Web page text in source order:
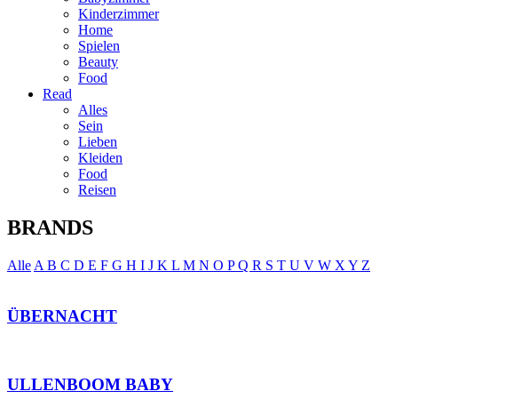
Kinderzimmer
Home
Spielen
Beauty
Food
Read
Alles
Sein
Lieben
Kleiden
Food
Reisen
BRANDS
Alle A B C D E F G H I J K L M N O PQ R S T U V W X Y Z
ÜBERNACHT
ULLENBOOM BABY